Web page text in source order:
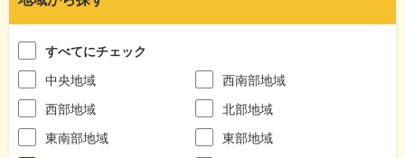
すべてにチェック
中央地域
西南部地域
西部地域
北部地域
東南部地域
東部地域